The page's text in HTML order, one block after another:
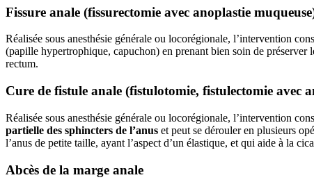
Fissure anale (fissurectomie avec anoplastie
Réalisée sous anesthésie générale ou locorégionale, l’intervention
(papille hypertrophique, capuchon) en prenant bien soin de
rectum.
Cure de fistule anale (fistulotomie, fistulectomie avec
Réalisée sous anesthésie générale ou locorégionale, l’intervention
partielle des sphincters de l’anus et peut se dérouler en plusieurs
l’anus de petite taille, ayant l’aspect d’un élastique, et qui aide à la
Abcès de la marge anale